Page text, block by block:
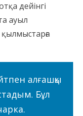
дейінгі
ауыл
алғашқы
Бұл